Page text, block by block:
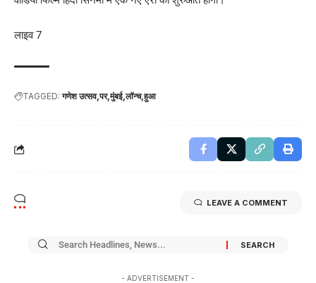
लाइव 7
TAGGED: गणेश उत्सव पर मुंबई लॉन्च हुआ
LEAVE A COMMENT
- ADVERTISEMENT -